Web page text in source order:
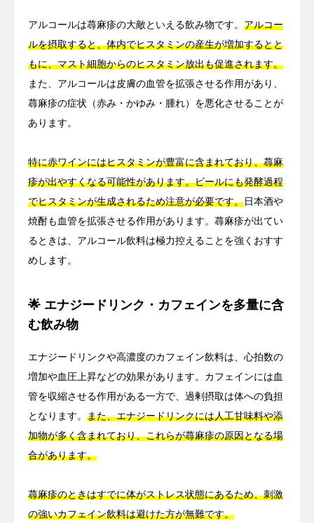
アルコールは蕁麻疹の大敵といえる飲み物です。 アルコー
ルを摂取すると、体内でヒスタミンの産生が増加するとと
もに、マスト細胞からのヒスタミン放出も促進されます。
また、アルコールは皮膚の血管を拡張させる作用があり、
蕁麻疹の症状（赤み・かゆみ・腫れ）を悪化させることが
あります。
特に赤ワインにはヒスタミンが豊富に含まれており、蕁麻
疹が出やすくなる可能性があります。ビールにも発酵過程
でヒスタミンが生成されるため注意が必要です。日本酒や
焼酎も血管を拡張させる作用があります。蕁麻疹が出てい
るときは、アルコール飲料は極力控えることを強くおすす
めします。
🌟 エナジードリンク・カフェインを多量に含
む飲み物
エナジードリンクや高濃度のカフェイン飲料は、心拍数の
増加や血圧上昇などの効果があります。カフェインには血
管を収縮させる作用がある一方で、過剰摂取は体への負担
となります。 また、エナジードリンクには人工甘味料や添
加物が多く含まれており、これらが蕁麻疹の原因となる場
合があります。
蕁麻疹のときはすでに体がストレス状態にあるため、刺激
の強いカフェイン飲料は避けた方が無難です。